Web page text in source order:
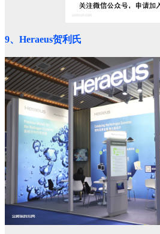
9、Heraeus贺利氏